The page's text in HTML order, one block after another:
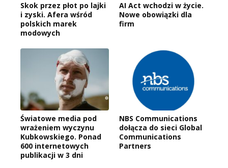
Skok przez płot po lajki
i zyski. Afera wśród
polskich marek
modowych
AI Act wchodzi w życie.
Nowe obowiązki dla
firm
Światowe media pod
wrażeniem wyczynu
Kubkowskiego. Ponad
600 internetowych
publikacji w 3 dni
NBS Communications
dołącza do sieci Global
Communications
Partners